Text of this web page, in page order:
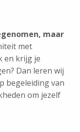
maar
met
en krijg je
Dan leren wij
begeleiding van
om jezelf